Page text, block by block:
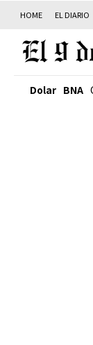
HOME EL DIARIO
Dolar BNA